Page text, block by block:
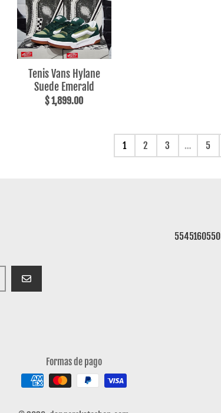
Tenis Vans Hylane
Suede Emerald
$ 1,899.00
1 2 3 … 5
SUSCRIBIRSE
5545160550
Formas de pago